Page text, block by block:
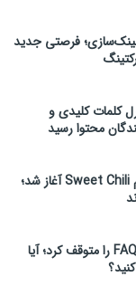
فرصتی جدید
کلمات کلیدی و
محتوا رسید
کمپین جدید چی‌توز با معرفی طعم Sweet Chili آغاز شد؛
گوگل رسماً نمایش FAQ Rich Results را متوقف کرد؛ آیا